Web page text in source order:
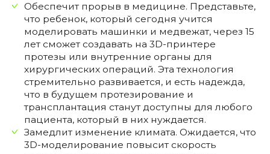
Обеспечит прорыв в медицине. Представьте,
что ребенок, который сегодня учится
моделировать машинки и медвежат, через 15
лет сможет создавать на 3D-принтере
протезы или внутренние органы для
хирургических операций. Эта технология
стремительно развивается, и есть надежда,
что в будущем протезирование и
трансплантация станут доступны для любого
пациента, который в них нуждается.
Замедлит изменение климата. Ожидается, что
3D-моделирование повысит скорость